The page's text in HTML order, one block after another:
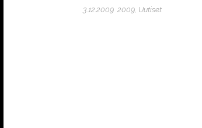
3.12.2009 2009, Uutiset